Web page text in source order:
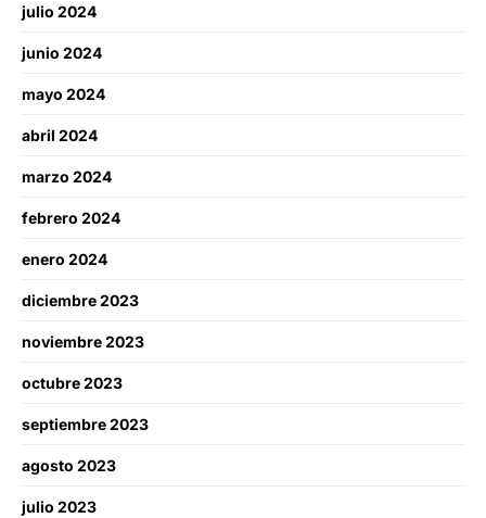
julio 2024
junio 2024
mayo 2024
abril 2024
marzo 2024
febrero 2024
enero 2024
diciembre 2023
noviembre 2023
octubre 2023
septiembre 2023
agosto 2023
julio 2023